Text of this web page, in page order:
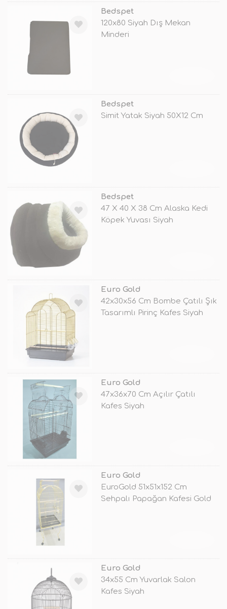
Bedspet
120x80 Siyah Dış Mekan
Minderi
Bedspet
Simit Yatak Siyah 50X12 Cm
Bedspet
47 X 40 X 38 Cm Alaska Kedi
Köpek Yuvası Siyah
Euro Gold
42x30x56 Cm Bombe Çatılı Şık
Tasarımlı Pirinç Kafes Siyah
Euro Gold
47x36x70 Cm Açılır Çatılı
Kafes Siyah
Euro Gold
EuroGold 51x51x152 Cm
Sehpalı Papağan Kafesi Gold
Euro Gold
34x55 Cm Yuvarlak Salon
Kafes Siyah